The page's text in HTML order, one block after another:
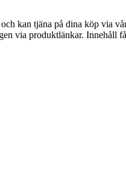
kan tjäna på dina köp via
via produktlänkar. Innehåll